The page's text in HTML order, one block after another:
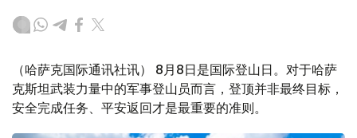
（哈萨克国际通讯社讯） 8月8日是国际登山日。对于哈萨
克斯坦武装力量中的军事登山员而言，登顶并非最终目标，
安全完成任务、平安返回才是最重要的准则。